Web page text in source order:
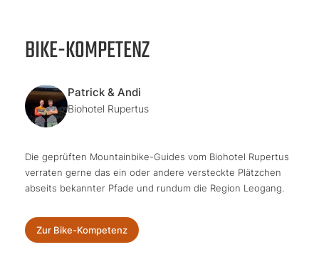
BIKE-KOMPETENZ
Patrick & Andi
Biohotel Rupertus
Die geprüften Mountainbike-Guides vom Biohotel Rupertus
verraten gerne das ein oder andere versteckte Plätzchen
abseits bekannter Pfade und rundum die Region Leogang.
Zur Bike-Kompetenz